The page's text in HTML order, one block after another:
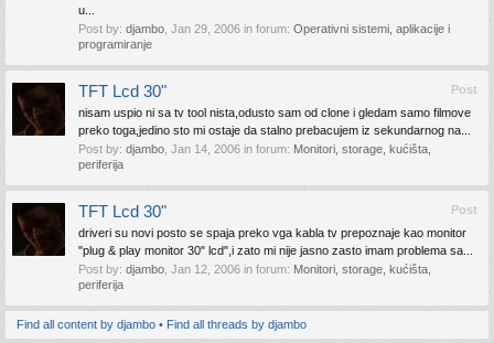
u...
Post by: djambo Jan 29, 2006 in forum: Operativni sistemi, aplikacije i
programiranje
Post
TFT Lcd 30"
nisam uspio ni sa tv tool nista,odusto sam od clone i gledam samo filmove
preko toga,jedino sto mi ostaje da stalno prebacujem iz sekundarnog na...
Post by: djambo Jan 14, 2006 in forum: Monitori, storage, kućišta,
periferija
Post
TFT Lcd 30"
driveri su novi posto se spaja preko vga kabla tv prepoznaje kao monitor
"plug & play monitor 30" lcd",i zato mi nije jasno zasto imam problema sa...
Post by: djambo Jan 12, 2006 in forum: Monitori, storage, kućišta,
periferija
Find all content by djambo Find all threads by djambo